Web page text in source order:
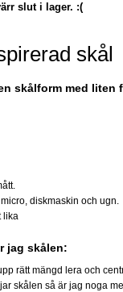
slut i lager. :(
skål
skålform med liten
diskmaskin och ugn.
lika
jag skålen:
rätt mängd lera och
skålen så är jag noga